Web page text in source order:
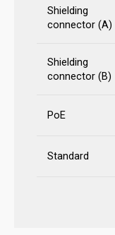
Shielding
connector (A)
Shielding
connector (B)
PoE
Standard